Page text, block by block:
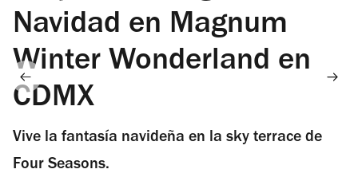
Navidad en Magnum
Winter Wonderland en
CDMX
Vive la fantasía navideña en la sky terrace de
Four Seasons.